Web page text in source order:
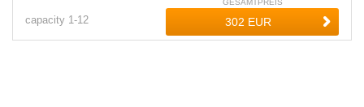
capacity 1-12
GESAMTPREIS